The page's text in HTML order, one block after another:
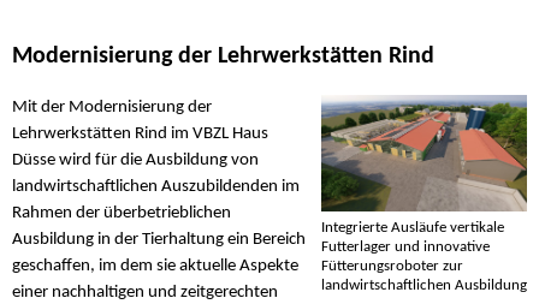
Modernisierung der Lehrwerkstätten Rind
Integrierte Ausläufe vertikale
Futterlager und innovative
Fütterungsroboter zur
landwirtschaftlichen Ausbildung
Mit der Modernisierung der
Lehrwerkstätten Rind im VBZL Haus
Düsse wird für die Ausbildung von
landwirtschaftlichen Auszubildenden im
Rahmen der überbetrieblichen
Ausbildung in der Tierhaltung ein Bereich
geschaffen, im dem sie aktuelle Aspekte
einer nachhaltigen und zeitgerechten